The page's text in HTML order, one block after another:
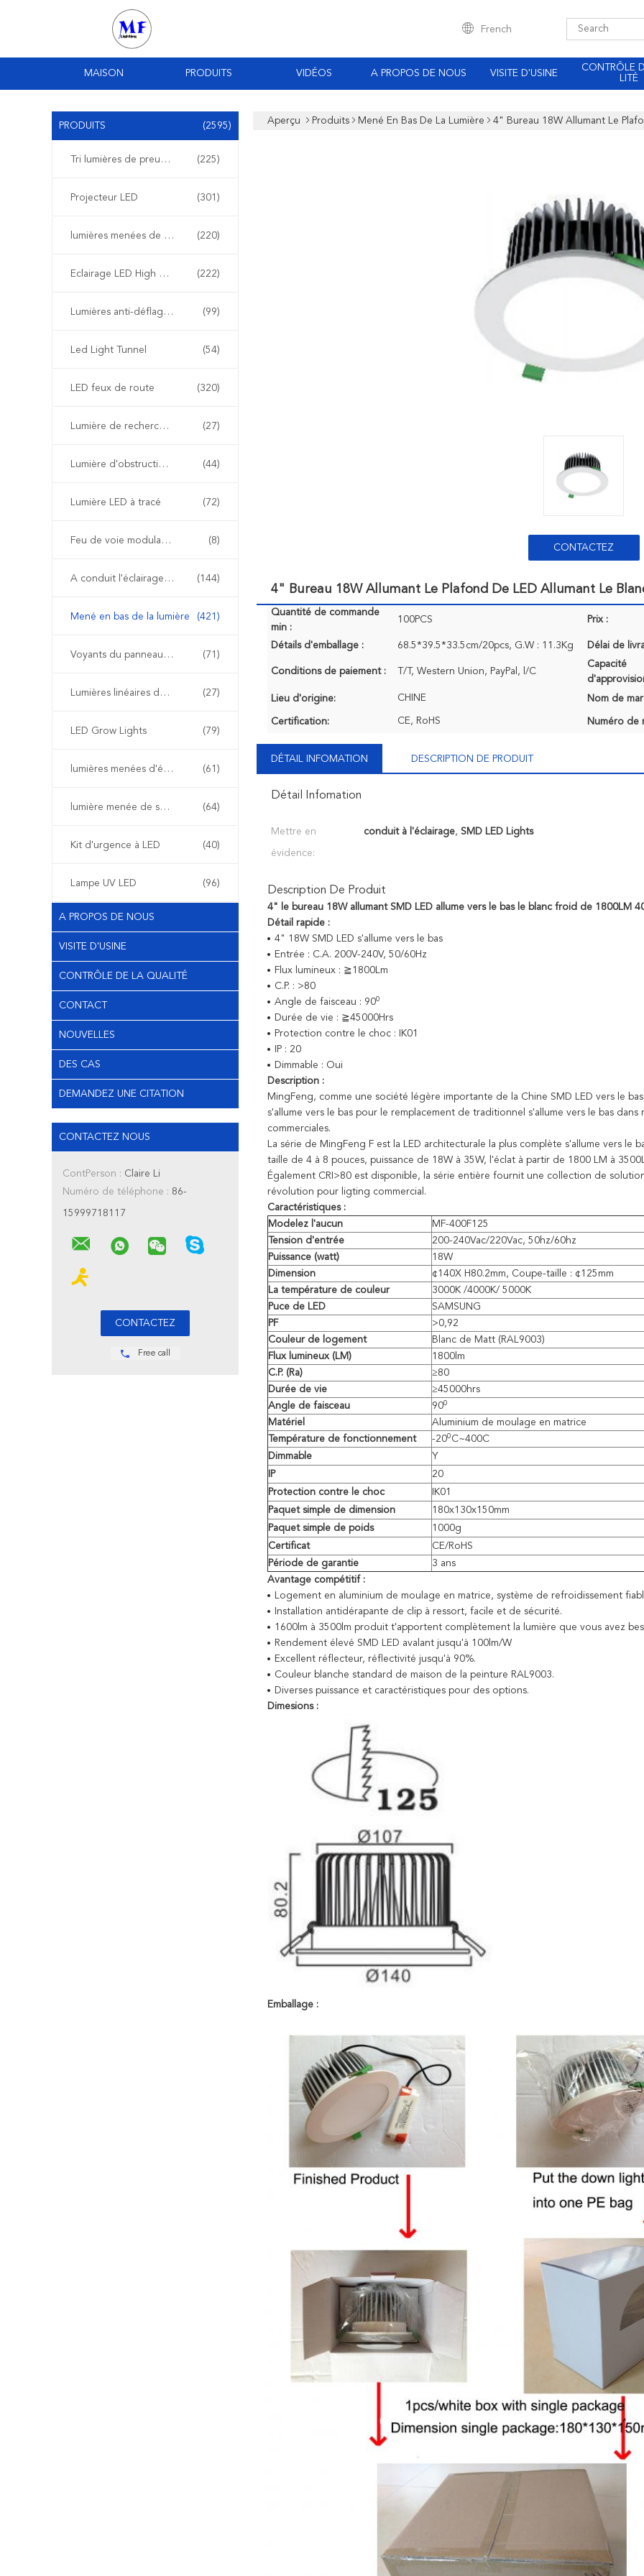
French
MAISON PRODUITS VIDÉOS A PROPOS DE NOUS VISITE D'USINE
CONTRÔLE
LITÉ
PRODUITS (2595)
Tri lumières de preuve de LED (225)
Projecteur LED (301)
lumières menées de stade (220)
Eclairage LED High Bay (222)
Lumières anti-déflagrantes de LED (99)
Led Light Tunnel (54)
LED feux de route (320)
Lumière de recherche à LED (27)
Lumière d'obstruction d'aviation de LED (44)
Lumière LED à tracé (72)
Feu de voie modulable (8)
A conduit l'éclairage extérieur paysage (144)
Mené en bas de la lumière (421)
Voyants du panneau de LED (71)
Lumières linéaires de LED (27)
LED Grow Lights (79)
lumières menées d'étape (61)
lumière menée de secours (64)
Kit d'urgence à LED (40)
Lampe UV LED (96)
A PROPOS DE NOUS
VISITE D'USINE
CONTRÔLE DE LA QUALITÉ
CONTACT
NOUVELLES
DES CAS
DEMANDEZ UNE CITATION
CONTACTEZ NOUS
ContPerson : Claire Li
Numéro de téléphone : 86-
15999718117
Free call
Aperçu Produits Mené En Bas De La Lumière 4" Bureau 18W Allumant Le
CONTACTEZ
4" Bureau 18W Allumant Le Plafond De LED Allumant Le
Quantité de commande
min :
100PCS Prix :
Détails d'emballage : 68.5*39.5*33.5cm/20pcs, G.W : 11.3Kg Délai de
Conditions de paiement : T/T, Western Union, PayPal, l/C
Capacité
Lieu d'origine:
CHINE Nom de
Certification: CE, RoHS Numéro de
DÉTAIL INFOMATION DESCRIPTION DE PRODUIT
Détail Infomation
Mettre en
évidence:
conduit à l'éclairage,SMD LED Lights
Description De Produit
4" le bureau 18W allumant SMD LED allume vers le bas le blanc froid de 1800LM
Détail rapide :
4" 18W SMD LED s'allume vers le bas
Entrée : C.A. 200V-240V, 50/60Hz
Flux lumineux : ≧1800Lm
C.P. : >80
Angle de faisceau : 900
Durée de vie : ≧45000Hrs
Protection contre le choc : IK01
IP : 20
Dimmable : Oui
Description :
MingFeng, comme une société légère importante de la Chine SMD LED vers le
s'allume vers le bas pour le remplacement de traditionnel s'allume vers le bas
commerciales.
La série de MingFeng F est la LED architecturale la plus complète s'allume vers le
taille de 4 à 8 pouces, puissance de 18W à 35W, l'éclat à partir de 1800 LM à
Également CRI>80 est disponible, la série entière fournit une collection de
révolution pour ligting commercial.
Caractéristiques :
Modelez l'aucun
MF-400F125
Tension d'entrée
200-240Vac/220Vac, 50hz/60hz
Puissance (watt)
18W
Dimension
¢140X H80.2mm, Coupe-taille : ¢125mm
La température de couleur
3000K /4000K/ 5000K
Puce de LED
SAMSUNG
PF
>0,92
Couleur de logement
Blanc de Matt (RAL9003)
Flux lumineux (LM)
1800lm
C.P. (Ra)
≥80
Durée de vie
≥45000hrs
Angle de faisceau
900
Matériel
Aluminium de moulage en matrice
Température de fonctionnement
-200C~400C
Dimmable
Y
IP
20
Protection contre le choc
IK01
Paquet simple de dimension
180x130x150mm
Paquet simple de poids
1000g
Certificat
CE/RoHS
Période de garantie
3 ans
Avantage compétitif :
Logement en aluminium de moulage en matrice, système de refroidissement
Installation antidérapante de clip à ressort, facile et de sécurité.
1600lm à 3500lm produit t'apportent complètement la lumière que vous avez
Rendement élevé SMD LED avalant jusqu'à 100lm/W
Excellent réflecteur, réflectivité jusqu'à 90%.
Couleur blanche standard de maison de la peinture RAL9003.
Diverses puissance et caractéristiques pour des options.
Dimesions :
Emballage :